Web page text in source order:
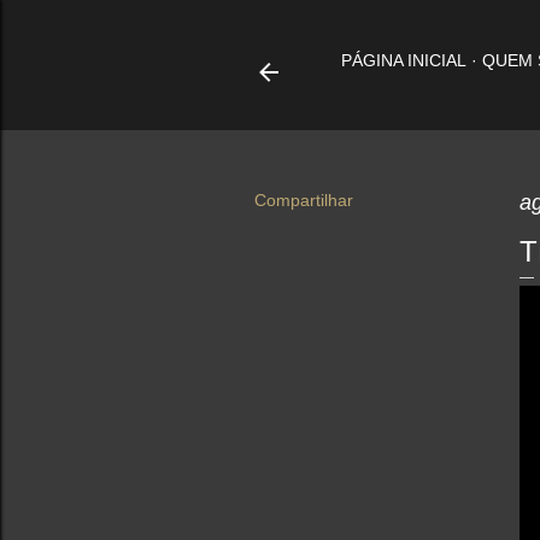
PÁGINA INICIAL QUEM
Compartilhar